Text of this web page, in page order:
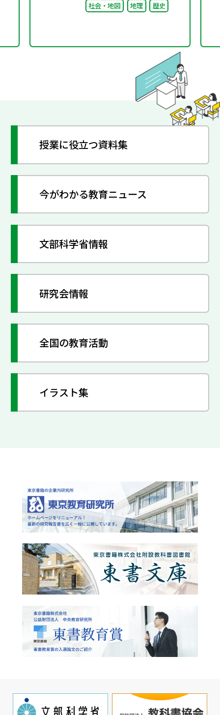
社会・地図
地理 歴史
授業に役立つ資料集
今がわかる教育ニュース
文部科学省情報
研究会情報
全国の教育活動
イラスト集